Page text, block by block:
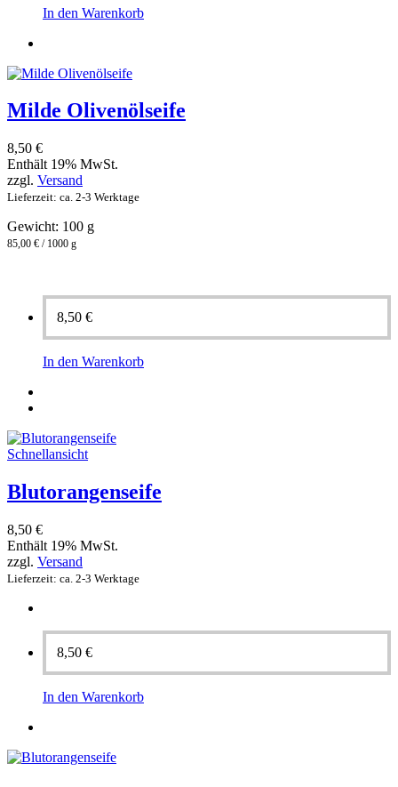
In den Warenkorb
Milde Olivenölseife
8,50 €
Enthält 19% MwSt.
zzgl. Versand
Lieferzeit: ca. 2-3 Werktage
Gewicht: 100 g
85,00 € / 1000 g
8,50 €
In den Warenkorb
Schnellansicht
Blutorangenseife
8,50 €
Enthält 19% MwSt.
zzgl. Versand
Lieferzeit: ca. 2-3 Werktage
8,50 €
In den Warenkorb